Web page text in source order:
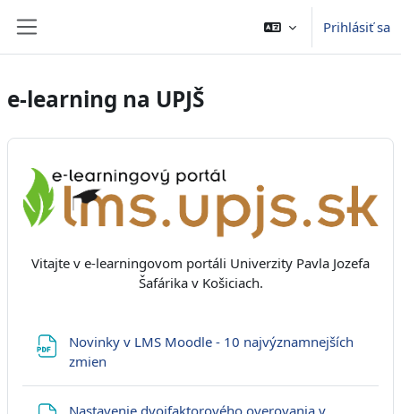
Prihlásiť sa
e-learning na UPJŠ
Vitajte v e-learningovom portáli Univerzity Pavla Jozefa
Šafárika v Košiciach.
Novinky v LMS Moodle - 10 najvýznamnejších
zmien